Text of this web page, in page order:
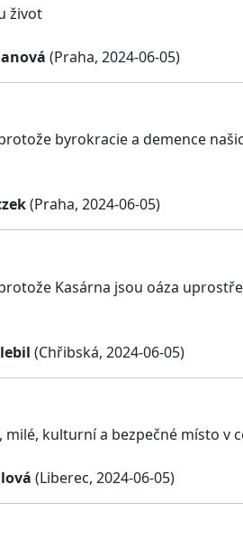
život
(Praha, 2024-06-05)
byrokracie a demence
(Praha, 2024-06-05)
Kasárna jsou oáza
(Chřibská, 2024-06-05)
milé, kulturní a bezpečné místo v
(Liberec, 2024-06-05)